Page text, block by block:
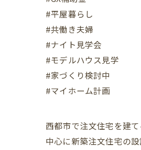
#平屋暮らし
#共働き夫婦
#ナイト見学会
#モデルハウス見学
#家づくり検討中
#マイホーム計画
西都市で注文住宅を建
中心に新築注文住宅の